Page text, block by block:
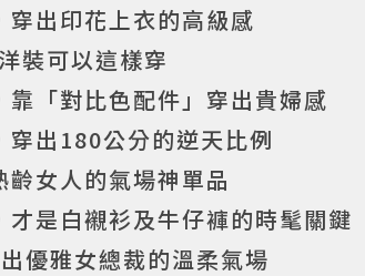
出印花上衣的高級感
裝可以這樣穿
「對比色配件」穿出貴婦感
出180公分的逆天比例
女人的氣場神單品
是白襯衫及牛仔褲的時髦關鍵
優雅女總裁的溫柔氣場